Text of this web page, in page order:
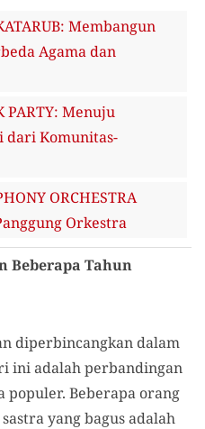
Membangun
Agama dan
PARTY: Menuju
dari Komunitas-
ORCHESTRA
Orkestra
Beberapa Tahun
diperbincangkan dalam
ini adalah perbandingan
populer. Beberapa orang
yang bagus adalah